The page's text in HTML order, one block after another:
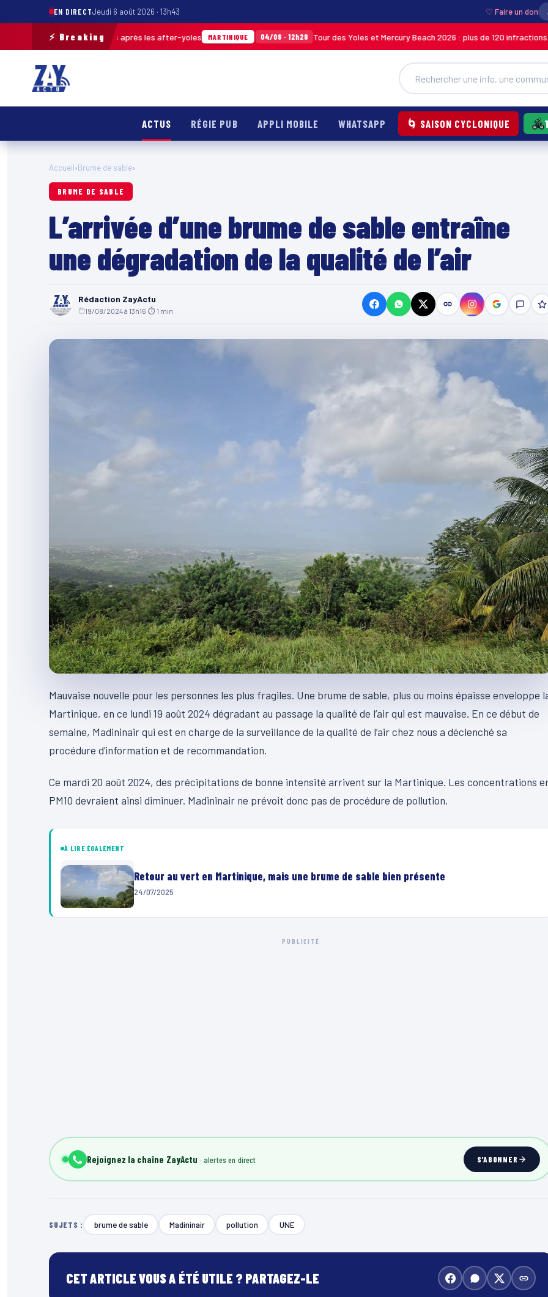
EN DIRECTJeudi 6 août 2026 · 13h43 ♡ Faire un don
⚡ Breaking
de déchets ramassés après les after-yoles MARTINIQUE 04/08 · 12h29 Tour des Yoles et Mercury Beach 2026 : plus de 120 infractions
ACTUS RÉGIE PUB APPLI MOBILE WHATSAPP 🌀 SAISON CYCLONIQUE
Accueil›Brume de sable›
BRUME DE SABLE
L’arrivée d’une brume de sable entraîne
une dégradation de la qualité de l’air
Rédaction ZayActu
19/08/2024 à 13h16 ⏱ 1 min
Mauvaise nouvelle pour les personnes les plus fragiles. Une brume de sable, plus ou moins épaisse enveloppe
Martinique, en ce lundi 19 août 2024 dégradant au passage la qualité de l’air qui est mauvaise. En ce début de
semaine, Madininair qui est en charge de la surveillance de la qualité de l’air chez nous a déclenché sa
procédure d’information et de recommandation.
Ce mardi 20 août 2024, des précipitations de bonne intensité arrivent sur la Martinique. Les concentrations
PM10 devraient ainsi diminuer. Madininair ne prévoit donc pas de procédure de pollution.
À LIRE ÉGALEMENT
Retour au vert en Martinique, mais une brume de sable bien présente
24/07/2025
PUBLICITÉ
Rejoignez la chaîne ZayActu S'ABONNER
SUJETS : brume de sable Madininair pollution UNE
CET ARTICLE VOUS A ÉTÉ UTILE ? PARTAGEZ-LE